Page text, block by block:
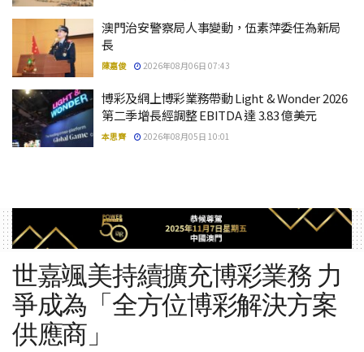
澳門治安警察局人事變動，伍素萍委任為新局
長
陳嘉俊 2026年08月06日 07:43
博彩及網上博彩業務帶動 Light & Wonder 2026
第二季增長經調整 EBITDA 達 3.83 億美元
本思齊 2026年08月05日 10:01
世嘉颯美持續擴充博彩業務 力
爭成為「全方位博彩解決方案
供應商」